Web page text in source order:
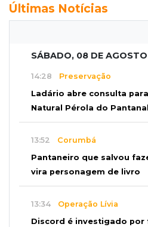
Últimas Notícias
SÁBADO, 08 DE AGOSTO
14:28 Preservação
Ladário abre consulta
Natural Pérola do Pantanal
13:52 Corumbá
Pantaneiro que salvou
vira personagem de livro
13:34 Operação Lívia
Discord é investigado por